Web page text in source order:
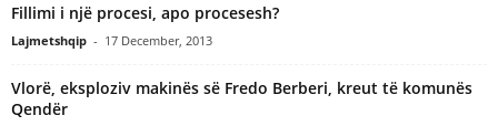
Fillimi i një procesi, apo procesesh?
Lajmetshqip - 17 December, 2013
Vlorë, eksploziv makinës së Fredo Berberi, kreut të komunës
Qendër